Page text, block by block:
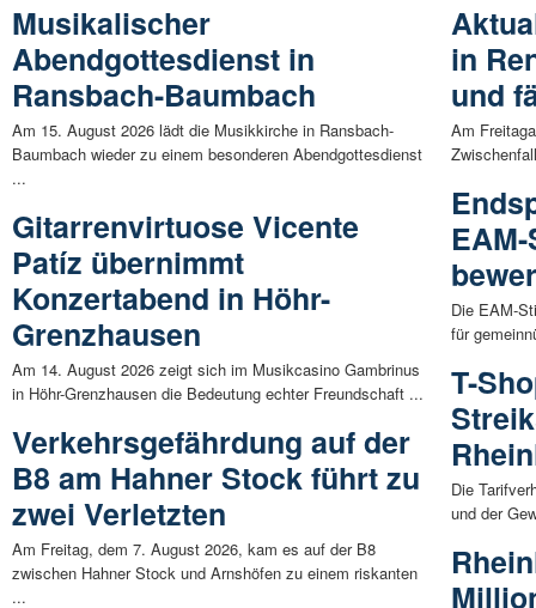
Musikalischer
Abendgottesdienst in
Ransbach-Baumbach
Am 15. August 2026 lädt die Musikkirche in Ransbach-
Baumbach wieder zu einem besonderen Abendgottesdienst
...
Gitarrenvirtuose Vicente
Patíz übernimmt
Konzertabend in Höhr-
Grenzhausen
Am 14. August 2026 zeigt sich im Musikcasino Gambrinus
in Höhr-Grenzhausen die Bedeutung echter Freundschaft ...
Verkehrsgefährdung auf der
B8 am Hahner Stock führt zu
zwei Verletzten
Am Freitag, dem 7. August 2026, kam es auf der B8
zwischen Hahner Stock und Arnshöfen zu einem riskanten
...
in
und
Am
Die EAM-
für
T-
Die
und der